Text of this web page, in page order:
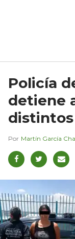
Policía
detiene
Martín García